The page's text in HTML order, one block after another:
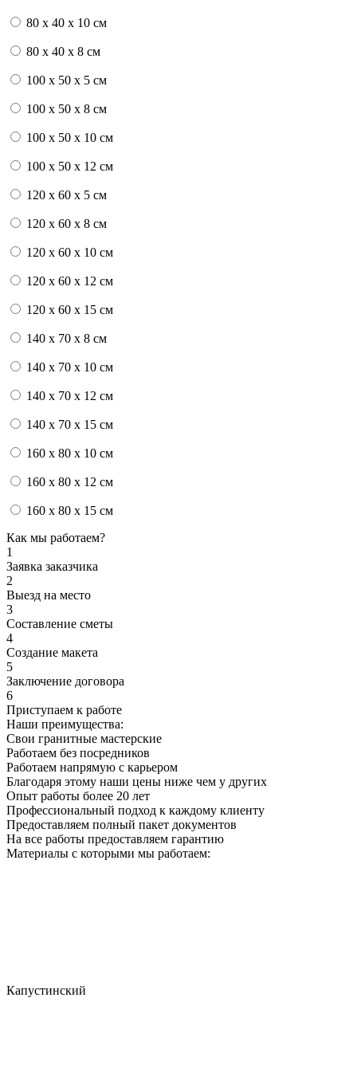
80 x 40 x 10 см
80 x 40 x 8 см
100 x 50 x 5 см
100 х 50 х 8 см
100 x 50 x 10 см
100 x 50 x 12 см
120 x 60 x 5 см
120 x 60 x 8 см
120 x 60 x 10 см
120 x 60 x 12 см
120 x 60 x 15 см
140 x 70 x 8 см
140 x 70 x 10 см
140 x 70 x 12 см
140 x 70 x 15 см
160 x 80 x 10 см
160 x 80 x 12 см
160 x 80 x 15 см
Как мы работаем?
1
Заявка заказчика
2
Выезд на место
3
Составление сметы
4
Создание макета
5
Заключение договора
6
Приступаем к работе
Наши преимущества:
Свои гранитные мастерские
Работаем без посредников
Работаем напрямую с карьером
Благодаря этому наши цены ниже чем у других
Опыт работы более 20 лет
Профессиональный подход к каждому клиенту
Предоставляем полный пакет документов
На все работы предоставляем гарантию
Материалы с которыми мы работаем:
Капустинский